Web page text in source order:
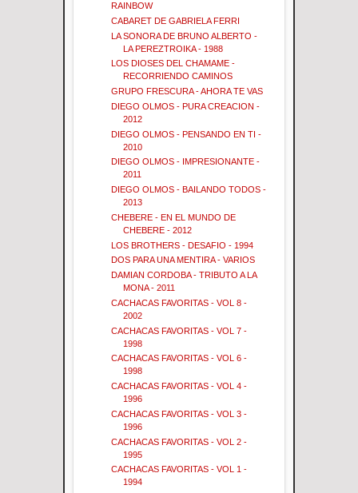
RAINBOW
CABARET DE GABRIELA FERRI
LA SONORA DE BRUNO ALBERTO -
LA PEREZTROIKA - 1988
LOS DIOSES DEL CHAMAME -
RECORRIENDO CAMINOS
GRUPO FRESCURA - AHORA TE VAS
DIEGO OLMOS - PURA CREACION -
2012
DIEGO OLMOS - PENSANDO EN TI -
2010
DIEGO OLMOS - IMPRESIONANTE -
2011
DIEGO OLMOS - BAILANDO TODOS -
2013
CHEBERE - EN EL MUNDO DE
CHEBERE - 2012
LOS BROTHERS - DESAFIO - 1994
DOS PARA UNA MENTIRA - VARIOS
DAMIAN CORDOBA - TRIBUTO A LA
MONA - 2011
CACHACAS FAVORITAS - VOL 8 -
2002
CACHACAS FAVORITAS - VOL 7 -
1998
CACHACAS FAVORITAS - VOL 6 -
1998
CACHACAS FAVORITAS - VOL 4 -
1996
CACHACAS FAVORITAS - VOL 3 -
1996
CACHACAS FAVORITAS - VOL 2 -
1995
CACHACAS FAVORITAS - VOL 1 -
1994